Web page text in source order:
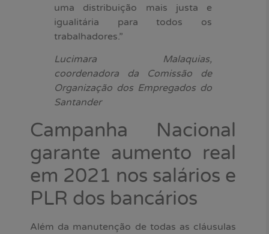
uma distribuição mais justa e
igualitária para todos os
trabalhadores.”
Lucimara Malaquias,
coordenadora da Comissão de
Organização dos Empregados do
Santander
Campanha Nacional
garante aumento real
em 2021 nos salários e
PLR dos bancários
Além da manutenção de todas as cláusulas